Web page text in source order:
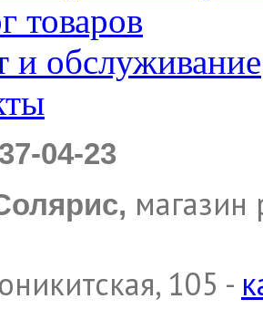
товаров
и обслуживание
04-23
магазин
105 -